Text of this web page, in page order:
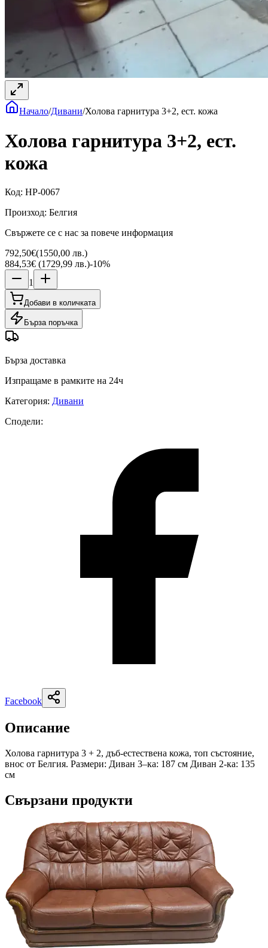
Начало/Дивани/Холова гарнитура 3+2, ест. кожа
Холова гарнитура 3+2, ест.
кожа
Код: HP-0067
Произход: Белгия
Свържете се с нас за повече информация
792,50€(1550,00 лв.)
884,53€ (1729,99 лв.)-10%
1
Добави в количката
Бърза поръчка
Бърза доставка
Изпращаме в рамките на 24ч
Категория: Дивани
Сподели:
Facebook
Описание
Холова гарнитура 3 + 2, дъб-естествена кожа, топ състояние,
внос от Белгия. Размери: Диван 3–ка: 187 см Диван 2-ка: 135
см
Свързани продукти